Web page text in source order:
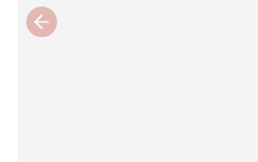
Previous slide